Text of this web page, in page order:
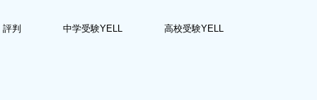
判 中学受験YELL 高校受験YELL